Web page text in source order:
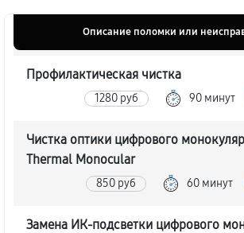
Описание поломки или
Профилактическая чистка
1280 руб 90 минут
Чистка оптики цифрового
Thermal Monocular
850 руб 60 минут
Замена ИК-подсветки цифрового